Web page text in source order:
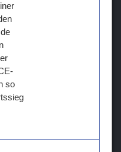
so